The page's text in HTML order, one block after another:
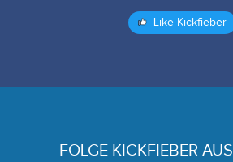
Like Kickfieber
FOLGE KICKFIEBER AUS